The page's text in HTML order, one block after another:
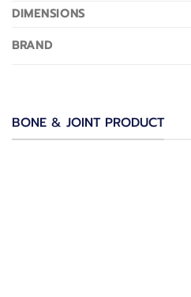
DIMENSIONS
BRAND
BONE & JOINT PRODUCT